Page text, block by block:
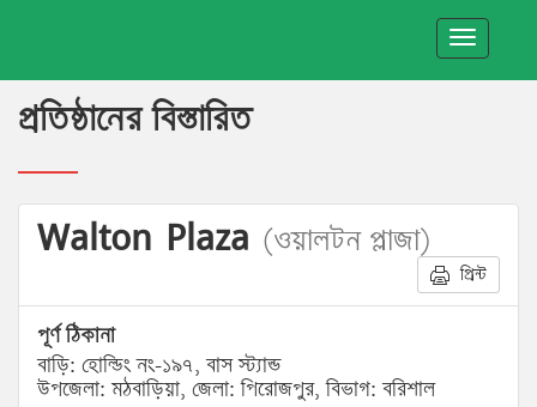
Toggle
প্রতিষ্ঠানের বিস্তারিত
Walton Plaza (ওয়ালটন প্লাজা)
প্রিন্ট
পূর্ণ ঠিকানা
বাড়ি: হোল্ডিং নং-১৯৭, বাস স্ট্যান্ড
উপজেলা: মঠবাড়িয়া, জেলা: পিরোজপুর, বিভাগ: বরিশাল